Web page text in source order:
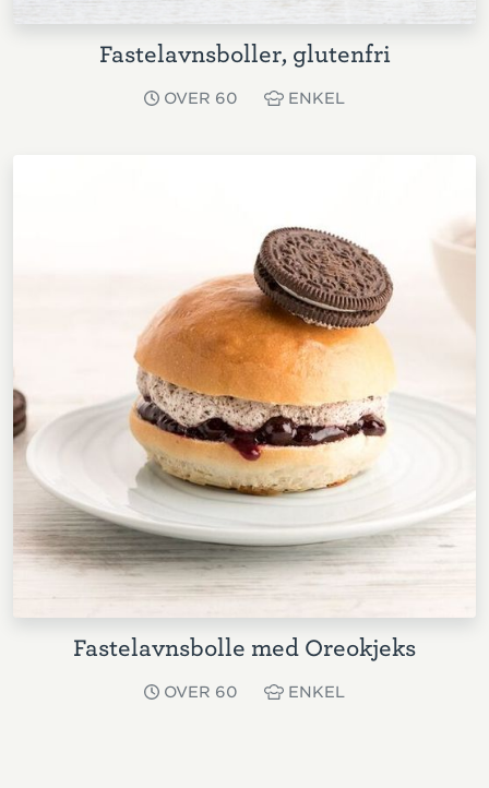
Fastelavnsboller, glutenfri
OVER 60 ENKEL
Fastelavnsbolle med Oreokjeks
OVER 60 ENKEL